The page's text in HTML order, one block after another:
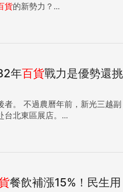
貨的新勢力？...
年百貨戰力是優勢還挑
光三越副
台北東區展店。...
餐飲補漲15%！民生用